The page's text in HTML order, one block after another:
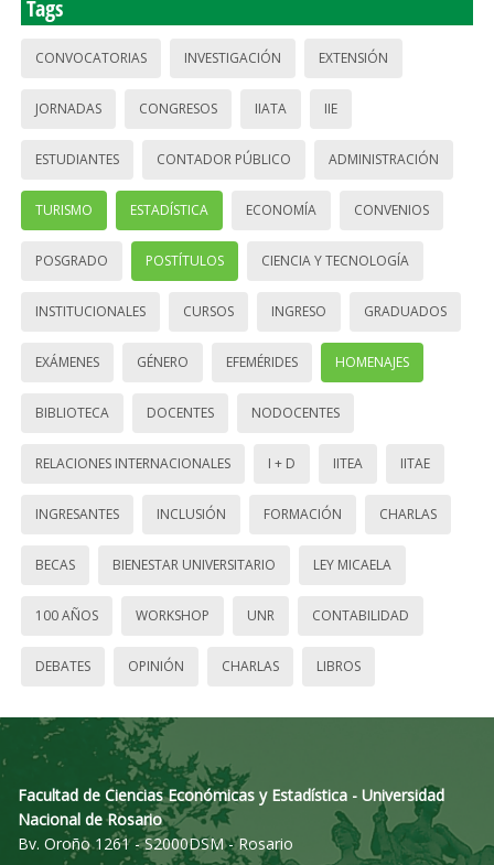
Tags
CONVOCATORIAS INVESTIGACIÓN EXTENSIÓN
JORNADAS CONGRESOS IIATA IIE
ESTUDIANTES CONTADOR PÚBLICO ADMINISTRACIÓN
TURISMO ESTADÍSTICA ECONOMÍA CONVENIOS
POSGRADO POSTÍTULOS CIENCIA Y TECNOLOGÍA
INSTITUCIONALES CURSOS INGRESO GRADUADOS
EXÁMENES GÉNERO EFEMÉRIDES HOMENAJES
BIBLIOTECA DOCENTES NODOCENTES
RELACIONES INTERNACIONALES I + D IITEA IITAE
INGRESANTES INCLUSIÓN FORMACIÓN CHARLAS
BECAS BIENESTAR UNIVERSITARIO LEY MICAELA
100 AÑOS WORKSHOP UNR CONTABILIDAD
DEBATES OPINIÓN CHARLAS LIBROS
Facultad de Ciencias Económicas y Estadística - Universidad
Nacional de Rosario
Bv. Oroño 1261 - S2000DSM - Rosario